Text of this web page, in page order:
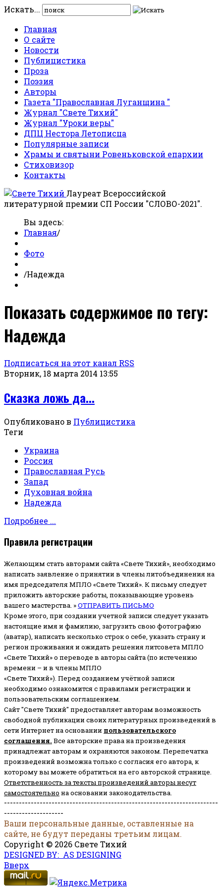
Искать...
Главная
О сайте
Новости
Публицистика
Проза
Поэзия
Авторы
Газета "Православная Луганщина "
Журнал "Свете Тихий"
Журнал "Уроки веры"
ДПЦ Нестора Летописца
Популярные записи
Храмы и святыни Ровеньковской епархии
Стиховизор
Контакты
Лауреат Всероссийской
литературной премии СП России "СЛОВО-2021".
Вы здесь:
Главная/
Фото
/Надежда
Показать содержимое по тегу:
Надежда
Подписаться на этот канал RSS
Вторник, 18 марта 2014 13:55
Сказка ложь да...
Опубликовано в Публицистика
Теги
Украина
Россия
Православная Русь
Запад
Духовная война
Надежда
Подробнее ...
Правила регистрации
Желающим стать авторами сайта «Свете Тихий», необходимо
написать заявление о принятии в члены литобъединения на
имя председателя МПЛО «Свете Тихий». К письму следует
приложить авторские работы, показывающие уровень
вашего мастерства. »ОТПРАВИТЬ ПИСЬМО
Кроме этого, при создании учетной записи следует указать
настоящие имя и фамилию, загрузить свою фотографию
(аватар), написать несколько строк о себе, указать страну и
регион проживания и ожидать решения литсовета МПЛО
«Свете Тихий» о переводе в авторы сайта (по истечению
времени – и в члены МПЛО
«Свете Тихий»). Перед созданием учётной записи
необходимо ознакомится с правилами регистрации и
пользовательским соглашением.
Сайт "Свете Тихий" предоставляет авторам возможность
свободной публикации своих литературных произведений в
сети Интернет на основании пользовательского
соглашения. Все авторские права на произведения
принадлежат авторам и охраняются законом. Перепечатка
произведений возможна только с согласия его автора, к
которому вы можете обратиться на его авторской странице.
Ответственность за тексты произведений авторы несут
самостоятельно на основании законодательства.
------------------------------------------------------------------------
--------------------
Ваши персональные данные, оставленные на
сайте, не будут переданы третьим лицам.
Copyright © 2026 Свете Тихий
DESIGNED BY: AS DESIGNING
Вверх